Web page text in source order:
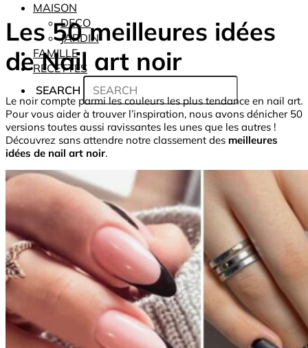
MAISON
DECO
JARDIN
FAMILLE
RECETTES
SEARCH
Les 50 meilleures idées
de Nail art noir
Le noir compte parmi les couleurs les plus tendance en nail art.
Pour vous aider à trouver l’inspiration, nous avons dénicher 50
versions toutes aussi ravissantes les unes que les autres !
Découvrez sans attendre notre classement des meilleures
idées de nail art noir.